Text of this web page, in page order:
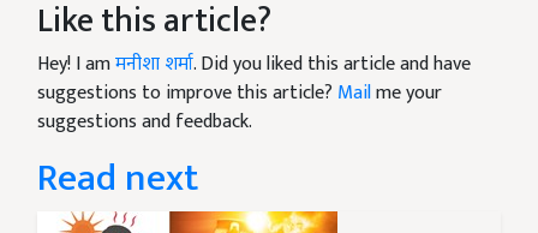
Like this article?
Hey! I amमनीशा शर्मा. Did you liked this article and have
suggestions to improve this article? Mailme your
suggestions and feedback.
Read next